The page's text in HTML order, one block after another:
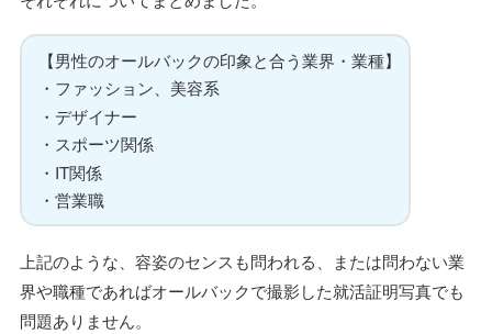
【男性のオールバックの印象と合う業界・業種】
・ファッション、美容系
・デザイナー
・スポーツ関係
・IT関係
・営業職
上記のような、容姿のセンスも問われる、または問わない業
界や職種であればオールバックで撮影した就活証明写真でも
問題ありません。